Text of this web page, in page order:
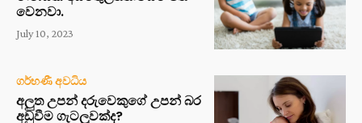
වෙනවා.
July 10, 2023
ගර්භණී අවධිය
අලුත උපන් දරුවෙකුගේ උපන් බර
අඩුවීම ගැටලුවක්ද?